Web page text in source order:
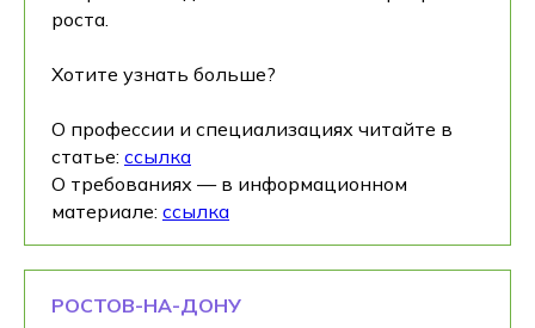
роста.
Хотите узнать больше?
О профессии и специализациях читайте в
статье: ссылка
О требованиях — в информационном
материале: ссылка
РОСТОВ-НА-ДОНУ